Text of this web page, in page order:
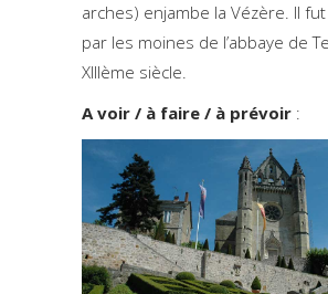
arches) enjambe la Vézère. Il
par les moines de l’abbaye de
XIIIème siècle.
A voir / à faire / à prévoir :